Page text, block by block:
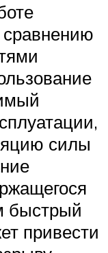
сравнению
силы
быстрый
привести